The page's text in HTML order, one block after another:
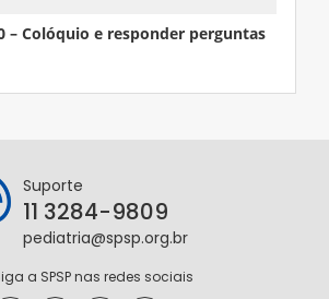
– Colóquio e responder perguntas
Suporte
11 3284-9809
pediatria@spsp.org.br
a SPSP nas redes sociais